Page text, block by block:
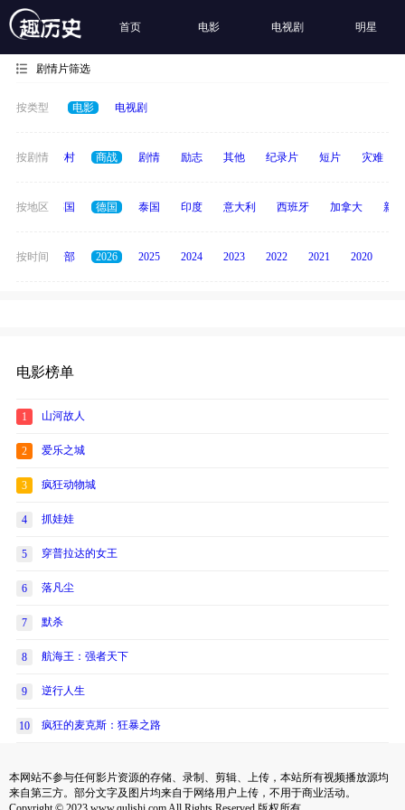
首页 电影 电视剧 明星
剧情片筛选
按类型 电影 电视剧
按剧情
历史 乡村 商战 剧情 励志 其他 纪录片 短片 灾难
按地区
日本 韩国 德国 泰国 印度 意大利 西班牙 加拿大 新
按时间 全部 2026 2025 2024 2023 2022 2021 2020
电影榜单
1 山河故人
2 爱乐之城
3 疯狂动物城
4 抓娃娃
5 穿普拉达的女王
6 落凡尘
7 默杀
8 航海王：强者天下
9 逆行人生
10 疯狂的麦克斯：狂暴之路
本网站不参与任何影片资源的存储、录制、剪辑、上传，本站所有视频播放源均
来自第三方。部分文字及图片均来自于网络用户上传，不用于商业活动。